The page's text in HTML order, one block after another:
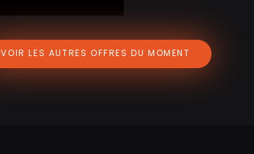
VOIR LES AUTRES OFFRES DU MOMENT